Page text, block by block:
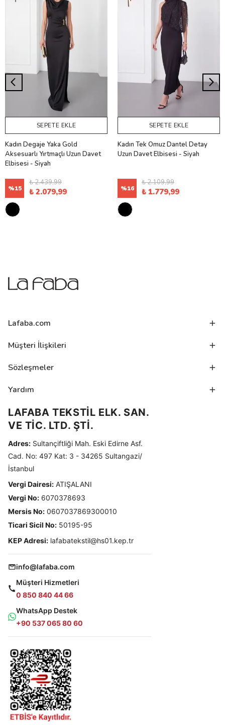
SEPETE EKLE
Kadın Degaje Yaka Gold
Aksesuarlı Yırtmaçlı Uzun Davet
Elbisesi - Siyah
%15
₺ 2.439,99
₺ 2.079,99
SEPETE EKLE
Kadın Tek Omuz Dantel Detay
Uzun Davet Elbisesi - Siyah
%16
₺ 2.109,99
₺ 1.779,99
Lafaba.com
Müşteri İlişkileri
Sözleşmeler
Yardım
LAFABA TEKSTİL ELK. SAN.
VE TİC. LTD. ŞTİ.
Adres: Sultançiftliği Mah. Eski Edirne Asf.
Cad. No: 497 Kat: 3 - 34265 Sultangazi/
İstanbul
Vergi Dairesi: ATIŞALANI
Vergi No: 6070378693
Mersis No: 0607037869300010
Ticari Sicil No: 50195-95
KEP Adresi: lafabatekstil@hs01.kep.tr
info@lafaba.com
Müşteri Hizmetleri
0 850 840 44 66
WhatsApp Destek
+90 537 065 80 60